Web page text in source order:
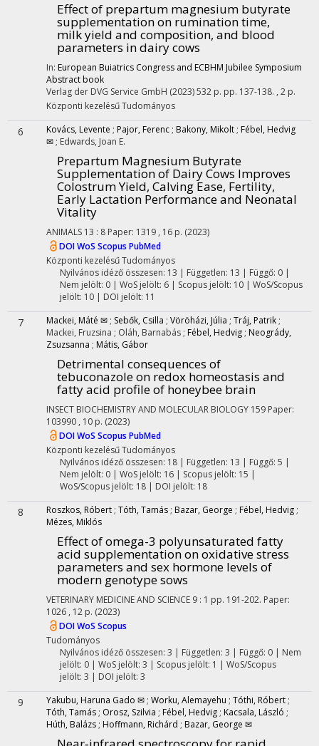
Effect of prepartum magnesium butyrate
supplementation on rumination time,
milk yield and composition, and blood
parameters in dairy cows
In: European Buiatrics Congress and ECBHM Jubilee Symposium
Abstract book
Verlag der DVG Service GmbH (2023)532 p. pp. 137-138. , 2 p.
Központi kezelésűTudományos
6 Kovács, Levente ; Pajor, Ferenc ; Bakony, Mikolt ; Fébel, Hedvig
✉ ; Edwards, Joan E.
Prepartum Magnesium Butyrate
Supplementation of Dairy Cows Improves
Colostrum Yield, Calving Ease, Fertility,
Early Lactation Performance and Neonatal
Vitality
ANIMALS 13 : 8 Paper: 1319 , 16 p. (2023)
DOIWoS Scopus PubMed
Központi kezelésűTudományos
Nyilvános idéző összesen: 13 | Független: 13 | Függő: 0 |
Nem jelölt: 0 | WoS jelölt: 6 | Scopus jelölt: 10 | WoS/Scopus
jelölt: 10 | DOI jelölt: 11
7 Mackei, Máté ✉ ; Sebők, Csilla ; Vöröházi, Júlia ; Tráj, Patrik ;
Mackei, Fruzsina ; Oláh, Barnabás ; Fébel, Hedvig ; Neogrády,
Zsuzsanna ; Mátis, Gábor
Detrimental consequences of
tebuconazole on redox homeostasis and
fatty acid profile of honeybee brain
INSECT BIOCHEMISTRY AND MOLECULAR BIOLOGY 159 Paper:
103990 , 10 p. (2023)
DOIWoS Scopus PubMed
Központi kezelésűTudományos
Nyilvános idéző összesen: 18| Független: 13 | Függő: 5 |
Nem jelölt: 0 | WoS jelölt: 16 | Scopus jelölt: 15 |
WoS/Scopus jelölt: 18 | DOI jelölt: 18
8 Roszkos, Róbert ; Tóth, Tamás ; Bazar, George ; Fébel, Hedvig ;
Mézes, Miklós
Effect of omega-3 polyunsaturated fatty
acid supplementation on oxidative stress
parameters and sex hormone levels of
modern genotype sows
VETERINARY MEDICINE AND SCIENCE 9 : 1 pp. 191-202. Paper:
1026 , 12 p. (2023)
DOIWoS Scopus
Tudományos
Nyilvános idéző összesen: 3 | Független: 3 | Függő: 0 | Nem
jelölt: 0 | WoS jelölt: 3 | Scopus jelölt: 1 | WoS/Scopus
jelölt: 3 | DOI jelölt: 3
9 Yakubu, Haruna Gado ✉ ; Worku, Alemayehu ; Tóthi, Róbert ;
Tóth, Tamás ; Orosz, Szilvia ; Fébel, Hedvig ; Kacsala, László ;
Húth, Balázs ; Hoffmann, Richárd ; Bazar, George ✉